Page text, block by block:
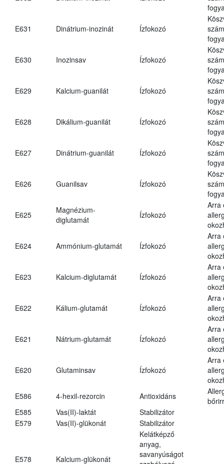
E631 Dinátrium-inozinát Ízfokozó
E630 Inozinsav Ízfokozó
E629 Kalcium-guanilát Ízfokozó
E628 Dikálium-guanilát Ízfokozó
E627 Dinátrium-guanilát Ízfokozó
E626 Guanilsav Ízfokozó
E625
Magnézium-
diglutamát
Ízfokozó
Arra
E624 Ammónium-glutamát Ízfokozó
Arra
E623 Kalcium-diglutamát Ízfokozó
Arra
E622 Kálium-glutamát Ízfokozó
Arra
E621 Nátrium-glutamát Ízfokozó
Arra
E620 Glutaminsav Ízfokozó
Arra
E586
4-hexil-rezorcin Antioxidáns
E585
Vas(II)-laktát
Stabilizátor
E579
Vas(II)-glükonát Stabilizátor
E578 Kalcium-glükonát
Kelátképző
anyag,
savanyúságot